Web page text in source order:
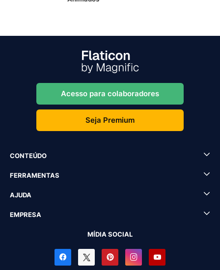
Acesso para colaboradores
Seja Premium
CONTEÚDO
FERRAMENTAS
AJUDA
EMPRESA
MÍDIA SOCIAL